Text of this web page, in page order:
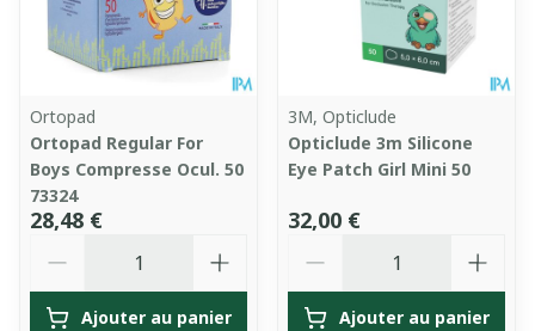
Ortopad
Ortopad Regular For
Boys Compresse Ocul. 50
73324
28,48 €
Ajouter au panier
3M, Opticlude
Opticlude 3m Silicone
Eye Patch Girl Mini 50
32,00 €
Ajouter au panier